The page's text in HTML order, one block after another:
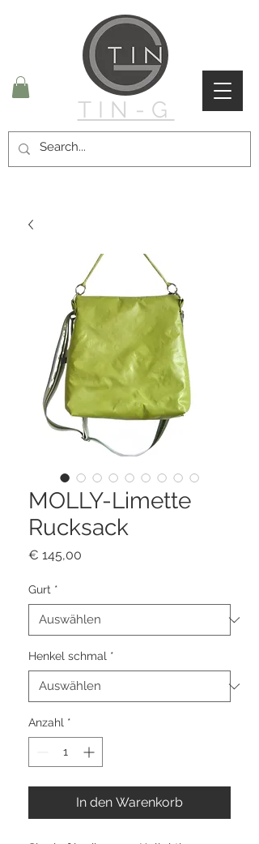
TIN-G
MOLLY-Limette
Rucksack
€ 145,00
Gurt *
Henkel schmal *
Anzahl *
In den Warenkorb